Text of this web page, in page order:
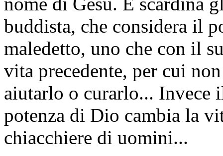
buddista, che considera il
maledetto, uno che con il
vita precedente, per cui
aiutarlo o curarlo... Invece
potenza di Dio cambia la
chiacchiere di uomini...